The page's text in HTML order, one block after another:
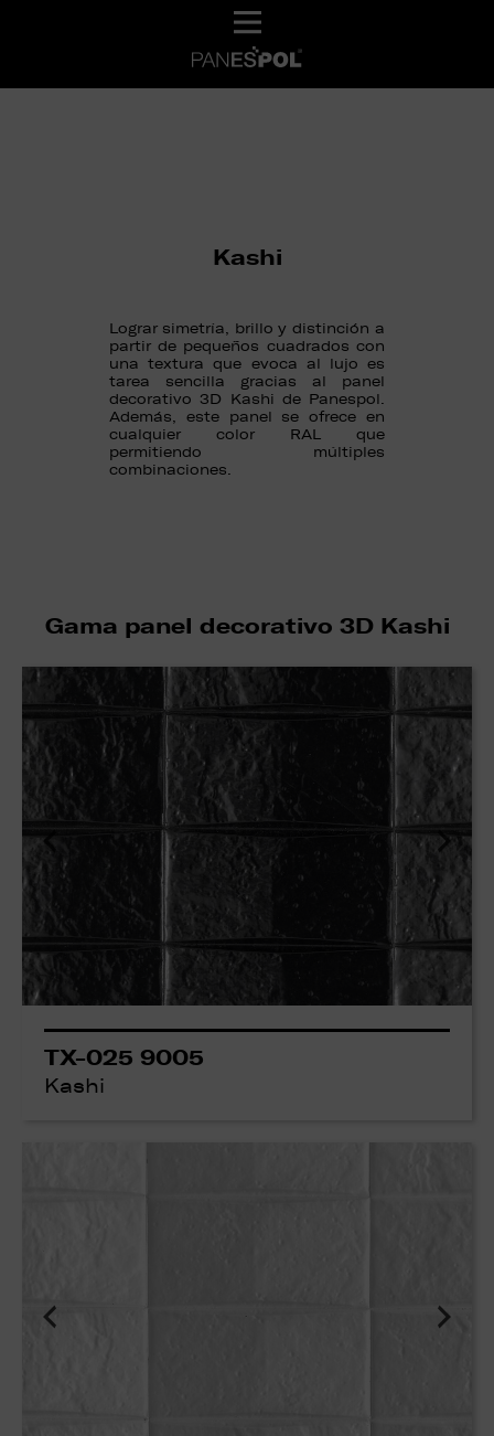
Kashi
Lograr simetría, brillo y distinción a
partir de pequeños cuadrados con
una textura que evoca al lujo es
tarea sencilla gracias al panel
decorativo 3D Kashi de Panespol.
Además, este panel se ofrece en
cualquier color RAL que
permitiendo múltiples
combinaciones.
Gama panel decorativo 3D Kashi
TX-025 9005
Kashi